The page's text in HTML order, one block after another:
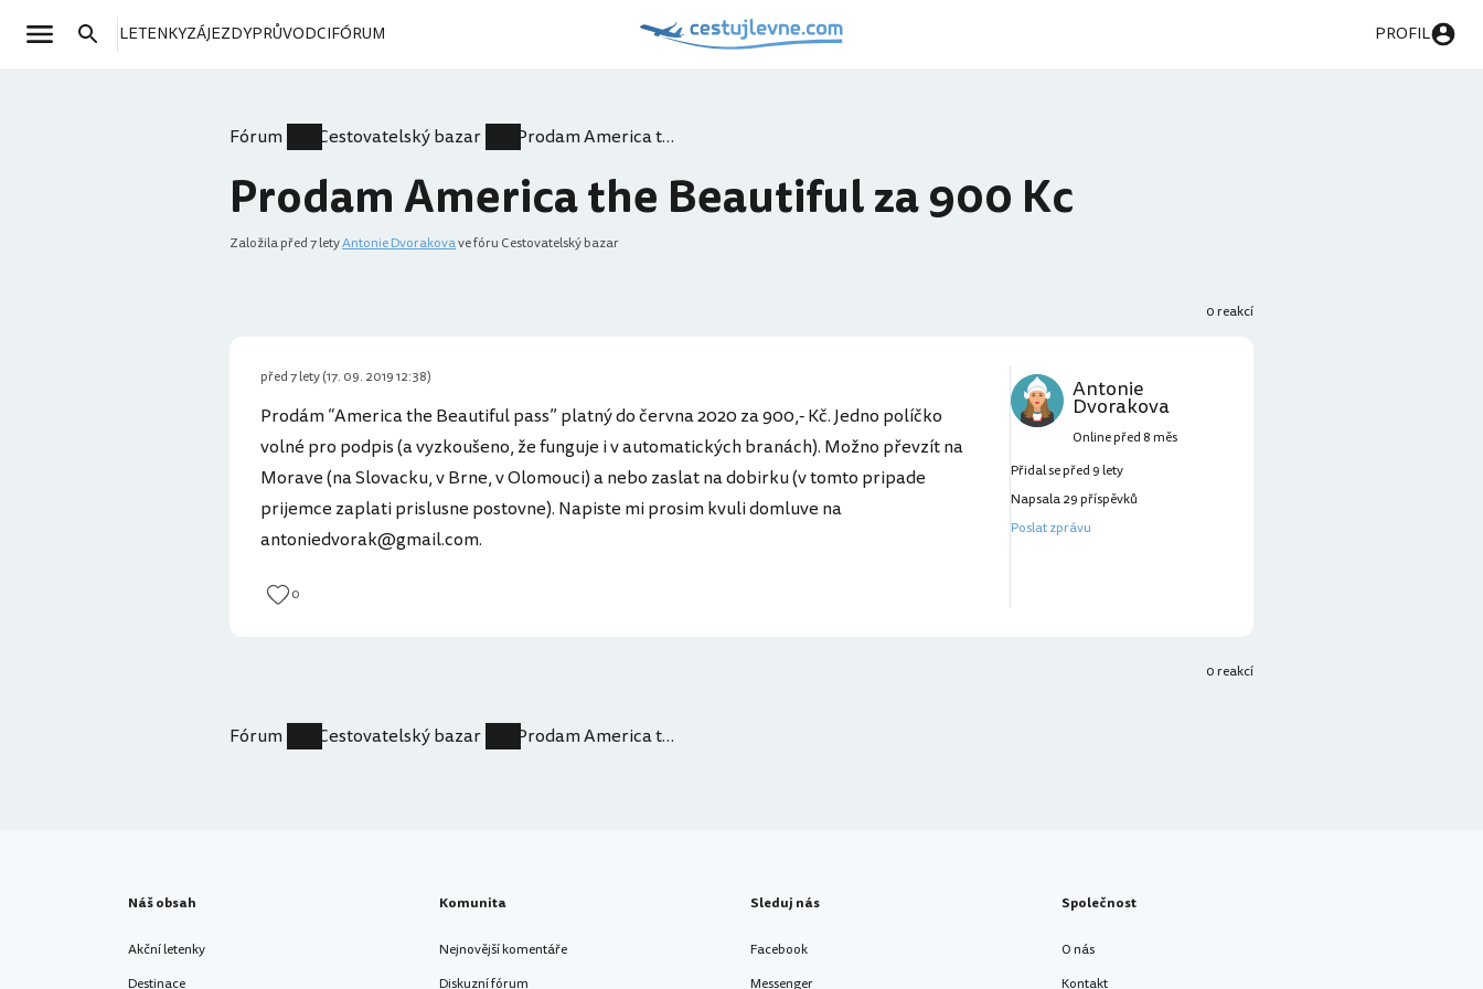
LETENKYZÁJEZDYPRŮVODCIFÓRUM PROFIL
Fórum Cestovatelský bazar Prodam America the Beautiful za 900 Kc
Prodam America the Beautiful za 900 Kc
Založilapřed 7 letyAntonie Dvorakovave fóru Cestovatelský bazar
0 reakcí
Prodám “America the Beautiful pass” platný do června 2020 za 900,- Kč. Jedno políčko
volné pro podpis (a vyzkoušeno, že funguje i v automatických branách). Možno převzít na
Morave (na Slovacku, v Brne, v Olomouci) a nebo zaslat na dobirku (v tomto pripade
prijemce zaplati prislusne postovne). Napiste mi prosim kvuli domluve na
antoniedvorak@gmail.com.
0
Antonie
Dvorakova
před 7 lety (17. 09. 2019 12:38)
Online před 8 měs
Přidal se před 9 lety
Napsala 29 příspěvků
Poslat zprávu
0 reakcí
Fórum Cestovatelský bazar Prodam America the Beautiful za 900 Kc
Náš obsah
Akční letenky
Destinace
Komunita
Nejnovější komentáře
Diskuzní fórum
Sleduj nás
Facebook
Messenger
Společnost
O nás
Kontakt